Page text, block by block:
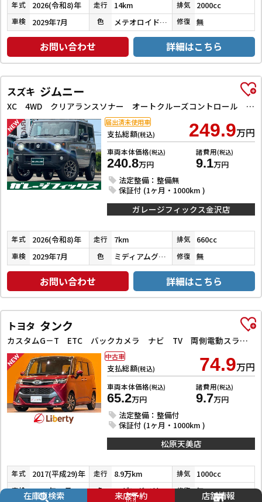
年式 2026(令和8)年 走行 14km 排気 2000cc
車検 2029年7月 色 メテオロイドグレーメタリック 修復 無
お問い合わせ 詳細はこちら
スズキ ジムニー
XC 4WD クリアランスソナー オートクルーズコントロール レーンアシスト 衝突被害軽減システム オートライト LEDヘッドランプ ヘッドライトウォッシャー スマートキー アイドリングストップ
支払総額(税込) 249.9万円
車両本体価格(税込)
240.8万円
諸費用(税込)
9.1万円
法定整備：整備無
保証付 (1ヶ月・1000km )
届出済未使用車
ガレージフィックス金沢店
年式 2026(令和8)年 走行 7km 排気 660cc
車検 2029年7月 色 ミディアムグレー 修復 無
お問い合わせ 詳細はこちら
トヨタ タンク
カスタムG－T ETC バックカメラ ナビ TV 両側電動スライドドア クリアランスソナー オートクルーズコントロール 衝突被害軽減システム アルミホイール LEDヘッドランプ スマートキー
支払総額(税込) 74.9万円
車両本体価格(税込)
65.2万円
諸費用(税込)
9.7万円
法定整備：整備付
保証付 (1ヶ月・1000km )
中古車
松原天美店
年式 2017(平成29)年 走行 8.9万km 排気 1000cc
車検 2026年12月 色 マゼンダベリーマイカメタリック／ブラックマイカメタリック 修復 無
在庫車検索 来店予約 店舗情報